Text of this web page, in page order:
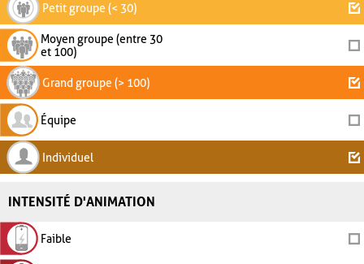
Petit groupe (< 30)
Moyen groupe (entre 30
et 100)
Grand groupe (> 100)
Équipe
Individuel
INTENSITÉ D'ANIMATION
Faible